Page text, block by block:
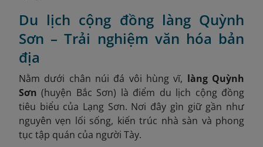
Du lịch cộng đồng làng Quỳnh
Sơn – Trải nghiệm văn hóa bản
địa
Nằm dưới chân núi đá vôi hùng vĩ, làng Quỳnh
Sơn (huyện Bắc Sơn) là điểm du lịch cộng đồng
tiêu biểu của Lạng Sơn. Nơi đây gìn giữ gần như
nguyên vẹn lối sống, kiến trúc nhà sàn và phong
tục tập quán của người Tày.